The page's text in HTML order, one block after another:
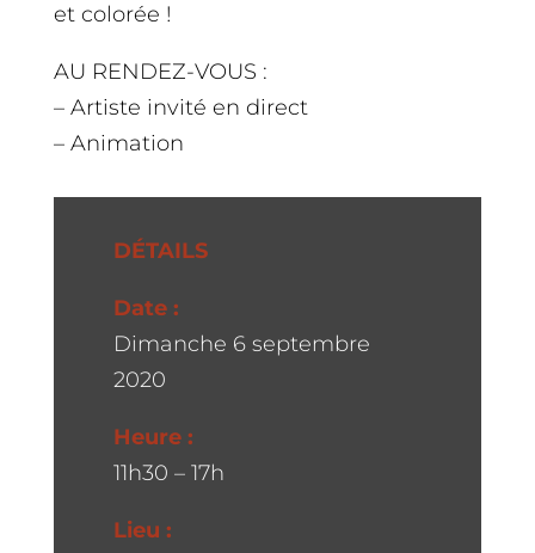
et colorée !
AU RENDEZ-VOUS :
– Artiste invité en direct
– Animation
DÉTAILS
Date :
Dimanche 6 septembre
2020
Heure :
11h30 – 17h
Lieu :